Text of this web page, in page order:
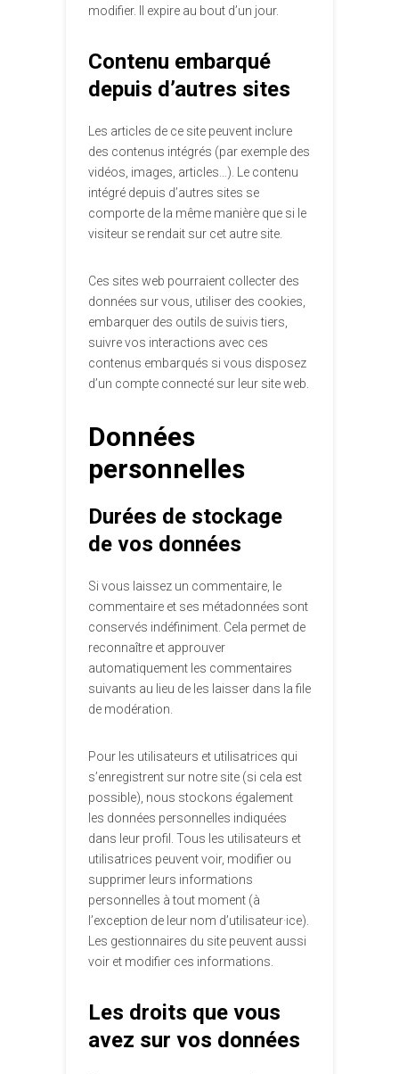
modifier. Il expire au bout d’un jour.
Contenu embarqué
depuis d’autres sites
Les articles de ce site peuvent inclure
des contenus intégrés (par exemple des
vidéos, images, articles…). Le contenu
intégré depuis d’autres sites se
comporte de la même manière que si le
visiteur se rendait sur cet autre site.
Ces sites web pourraient collecter des
données sur vous, utiliser des cookies,
embarquer des outils de suivis tiers,
suivre vos interactions avec ces
contenus embarqués si vous disposez
d’un compte connecté sur leur site web.
Données
personnelles
Durées de stockage
de vos données
Si vous laissez un commentaire, le
commentaire et ses métadonnées sont
conservés indéfiniment. Cela permet de
reconnaître et approuver
automatiquement les commentaires
suivants au lieu de les laisser dans la file
de modération.
Pour les utilisateurs et utilisatrices qui
s’enregistrent sur notre site (si cela est
possible), nous stockons également
les données personnelles indiquées
dans leur profil. Tous les utilisateurs et
utilisatrices peuvent voir, modifier ou
supprimer leurs informations
personnelles à tout moment (à
l’exception de leur nom d’utilisateur·ice).
Les gestionnaires du site peuvent aussi
voir et modifier ces informations.
Les droits que vous
avez sur vos données